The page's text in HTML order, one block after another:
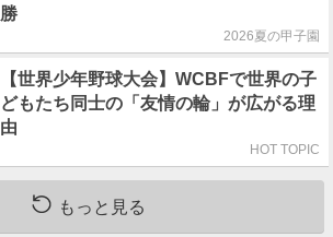
勝
2026夏の甲子園
【世界少年野球大会】WCBFで世界の子
どもたち同士の「友情の輪」が広がる理
由
HOT TOPIC
もっと見る